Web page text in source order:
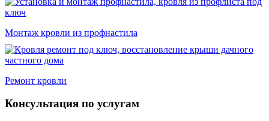
Монтаж кровли из профнастила
Ремонт кровли
Консультация по услугам